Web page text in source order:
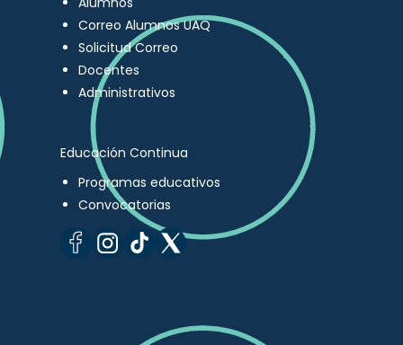
Correo Alumnos UAQ
Solicitud Correo
Docentes
Administrativos
Educación Continua
Programas educativos
Convocatorias